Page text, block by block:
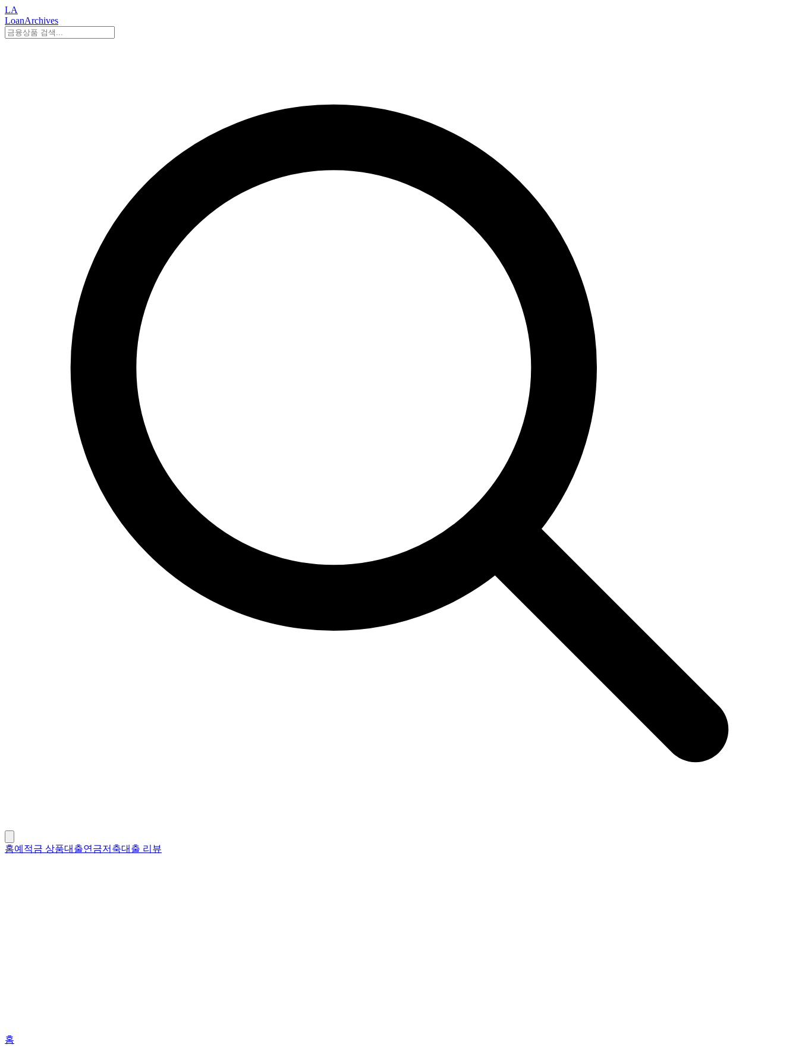
LA
LoanArchives
홈예적금 상품대출연금저축대출 리뷰
홈